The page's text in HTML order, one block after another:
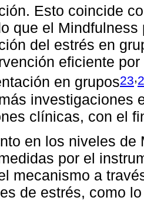
Esto coincide
que el
del estrés en
eficiente
en grupos23,
investigaciones
clínicas, con el
en los niveles
por el
mecanismo a
de estrés, como